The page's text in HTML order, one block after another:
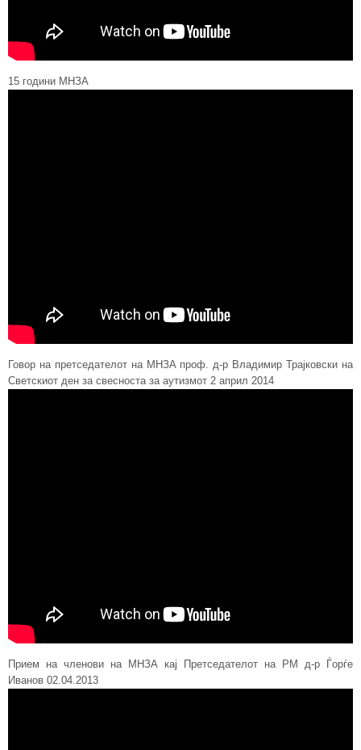
15 години МНЗА
Говор на претседателот на МНЗА проф. д-р Владимир Трајковски на
Светскиот ден за свесноста за аутизмот 2 април 2014
Прием на членови на МНЗА кај Претседателот на РМ д-р Ѓорѓе
Иванов 02.04.2013